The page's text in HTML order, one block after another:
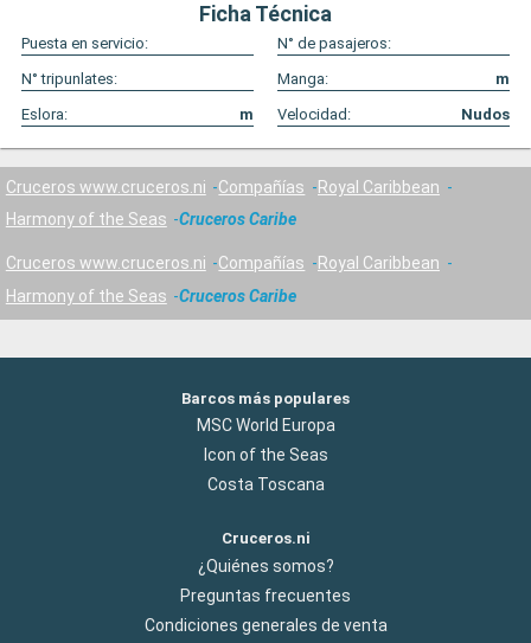
Ficha Técnica
Puesta en servicio:
N° de pasajeros:
N° tripunlates:
Manga:
m
Eslora:
m Velocidad: Nudos
Cruceros www.cruceros.ni Compañías
Royal Caribbean
Harmony of the Seas
Cruceros Caribe
Cruceros www.cruceros.ni Compañías
Royal Caribbean
Harmony of the Seas
Cruceros Caribe
Barcos más populares
MSC World Europa
Icon of the Seas
Costa Toscana
Cruceros.ni
¿Quiénes somos?
Preguntas frecuentes
Condiciones generales de venta